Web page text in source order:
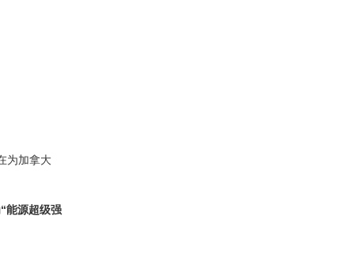
为加拿大
能源超级强